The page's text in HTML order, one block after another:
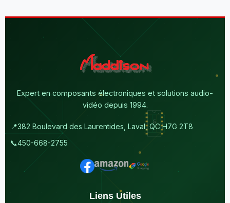
Expert en composants électroniques et solutions audio-
vidéo depuis 1994.
📍382 Boulevard des Laurentides, Laval, QC H7G 2T8
📞450-668-2755
Liens Utiles